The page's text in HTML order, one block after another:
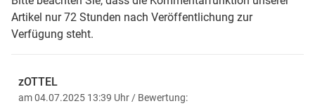
Artikel nur 72 Stunden nach Veröffentlichung zur
Verfügung steht.
zOTTEL
am 04.07.2025 13:39 Uhr / Bewertung: